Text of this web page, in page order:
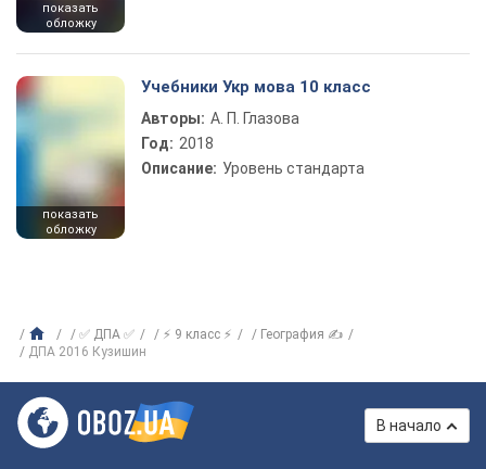
показать
обложку
показать
обложку
Учебники Укр мова 10 класс
Авторы: А. П. Глазова
Год: 2018
Описание: Уровень стандарта
✅ ДПА ✅ ⚡ 9 класс ⚡
География ✍
ДПА 2016 Кузишин
В начало